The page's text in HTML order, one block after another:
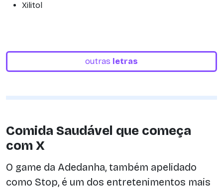
Xilitol
outras letras
Comida Saudável que começa
com X
O game da Adedanha, também apelidado
como Stop, é um dos entretenimentos mais